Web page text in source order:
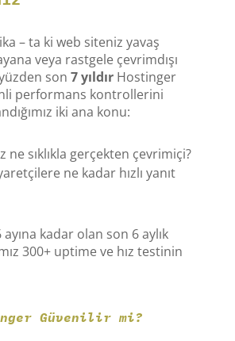
– ta ki web siteniz yavaş
veya rastgele çevrimdışı
son7 yıldır Hostinger
performans kontrollerini
iki ana konu:
ne sıklıkla gerçekten çevrimiçi?
ne kadar hızlı yanıt
kadar olan son 6 aylık
300+ uptime ve hız testinin
Güvenilir mi?